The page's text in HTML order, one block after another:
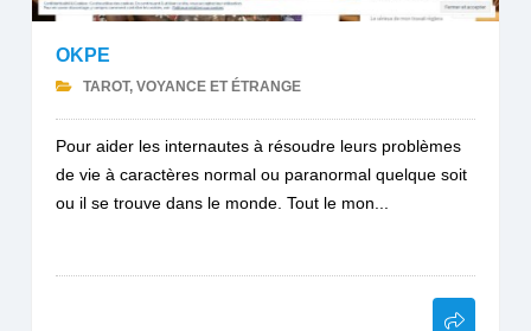
OKPE
TAROT, VOYANCE ET ÉTRANGE
Pour aider les internautes à résoudre leurs problèmes
de vie à caractères normal ou paranormal quelque soit
ou il se trouve dans le monde. Tout le mon...